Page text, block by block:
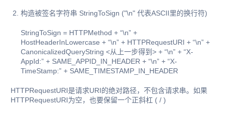
构造被签名字符串 StringToSign ("\n" 代表ASCII里的换行符)
StringToSign = HTTPMethod + “\n” +
HostHeaderInLowercase + “\n” + HTTPRequestURI + “\n” +
CanonicalizedQueryString <从上一步得到> + “\n” + “X-
AppId:” + SAME_APPID_IN_HEADER + “\n” + “X-
TimeStamp:” + SAME_TIMESTAMP_IN_HEADER
HTTPRequestURI是请求URI的绝对路径，不包含请求串。如果
HTTPRequestURI为空，也要保留一个正斜杠 ( / )